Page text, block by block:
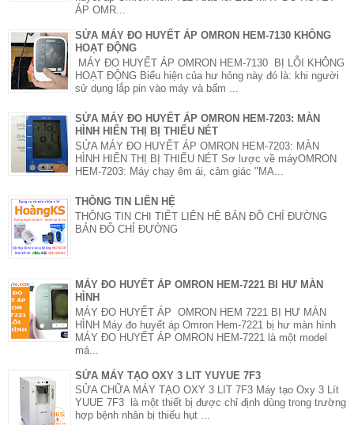
ÁP OMR...
SỬA MÁY ĐO HUYẾT ÁP OMRON HEM-7130 KHÔNG
HOẠT ĐỘNG
MÁY ĐO HUYẾT ÁP OMRON HEM-7130 BỊ LỖI KHÔNG
HOẠT ĐỘNG Biểu hiện của hư hỏng này đó là: khi người
sử dụng lắp pin vào máy và bấm ...
SỬA MÁY ĐO HUYẾT ÁP OMRON HEM-7203: MÀN
HÌNH HIỂN THỊ BỊ THIẾU NÉT
SỬA MÁY ĐO HUYẾT ÁP OMRON HEM-7203: MÀN
HÌNH HIỂN THỊ BỊ THIẾU NÉT Sơ lược về máyOMRON
HEM-7203: Máy chạy êm ái, cảm giác "MA...
THÔNG TIN LIÊN HỆ
THÔNG TIN CHI TIẾT LIÊN HỆ BẢN ĐỒ CHỈ ĐƯỜNG
BẢN ĐỒ CHỈ ĐƯỜNG
MÁY ĐO HUYẾT ÁP OMRON HEM-7221 BI HƯ MÀN
HÌNH
MÁY ĐO HUYẾT ÁP OMRON HEM 7221 BỊ HƯ MÀN
HÌNH Máy đo huyết áp Omron Hem-7221 bị hư màn hình
MÁY ĐO HUYẾT ÁP OMRON HEM-7221 là một model
má...
SỬA MÁY TẠO OXY 3 LIT YUYUE 7F3
SỬA CHỮA MÁY TẠO OXY 3 LIT 7F3 Máy tạo Oxy 3 Lít
YUUE 7F3 là một thiết bị được chỉ định dùng trong trường
hợp bệnh nhân bị thiếu hụt ...